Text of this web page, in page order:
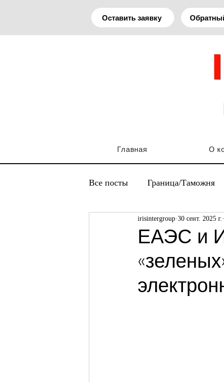
Оставить заявку
Главная О
Все посты Граница/Таможня
ЕАЭС и
irisintergroup 30 сент. 2025 г.